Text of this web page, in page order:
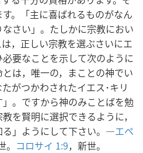
。「主に喜ばれるものがなん
さい」。たしかに宗教におい
，正しい宗教を選ぶさいにエ
要なことを示して次のように
は，唯一の，まことの神でい
がつかわされたイエス･キリ
。ですから神のみことばを勉
を賢明に選択できるように，
る」ようにして下さい。―エペ
コロサイ 1:9，新世。